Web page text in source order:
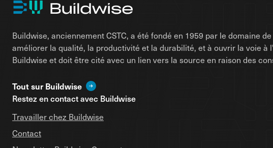
Buildwise, anciennement CSTC, a été fondé en 1959 par le domaine
améliorer la qualité, la productivité et la durabilité, et à ouvrir la voie
Buildwise et doit être cité avec un lien vers la source en raison des
Tout sur Buildwise
Restez en contact avec Buildwise
Travailler chez Buildwise
Contact